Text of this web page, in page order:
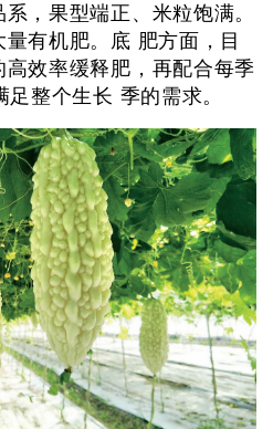
，果型端正、米粒饱满。
有机肥。底 肥方面，目
效率缓释肥，再配合每季
整个生长 季的需求。